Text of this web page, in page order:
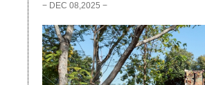
− DEC 08,2025 −